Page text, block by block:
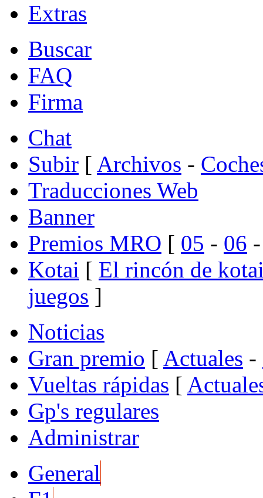
Extras
Buscar
FAQ
Firma
Chat
Subir [ Archivos -
Traducciones Web
Banner
Premios MRO [ 05 - 06
Kotai [ El rincón de
juegos ]
Noticias
Gran premio [ Actuales -
Vueltas rápidas [
Gp's regulares
Administrar
General